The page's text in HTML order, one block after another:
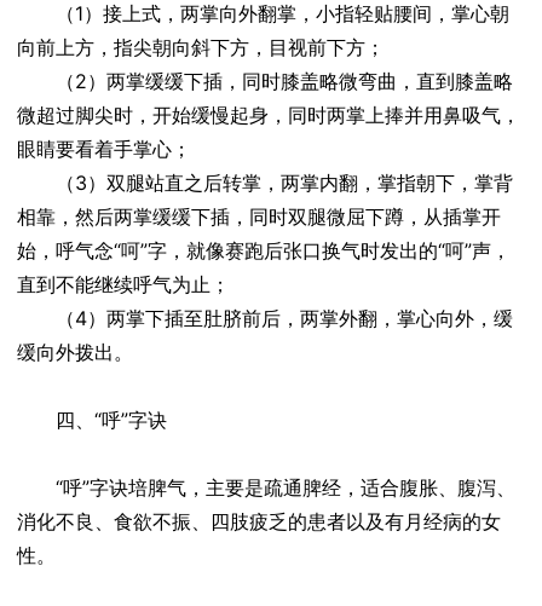
（1）接上式，两掌向外翻掌，小指轻贴腰间，掌心朝
向前上方，指尖朝向斜下方，目视前下方；
（2）两掌缓缓下插，同时膝盖略微弯曲，直到膝盖略
微超过脚尖时，开始缓慢起身，同时两掌上捧并用鼻吸气，
眼睛要看着手掌心；
（3）双腿站直之后转掌，两掌内翻，掌指朝下，掌背
相靠，然后两掌缓缓下插，同时双腿微屈下蹲，从插掌开
始，呼气念“呵”字，就像赛跑后张口换气时发出的“呵”声，
直到不能继续呼气为止；
（4）两掌下插至肚脐前后，两掌外翻，掌心向外，缓
缓向外拨出。
四、“呼”字诀
“呼”字诀培脾气，主要是疏通脾经，适合腹胀、腹泻、
消化不良、食欲不振、四肢疲乏的患者以及有月经病的女
性。